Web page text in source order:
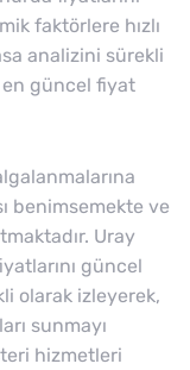
faktörlere hızlı
analizini sürekli
güncel fiyat
benimsemekte ve
Uray
güncel
olarak izleyerek,
sunmayı
hizmetleri